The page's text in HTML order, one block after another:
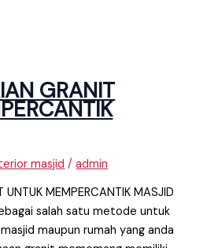
GRANIT
masjid /admin
UNTUK MEMPERCANTIK MASJID
salah satu metode untuk
maupun rumah yang anda